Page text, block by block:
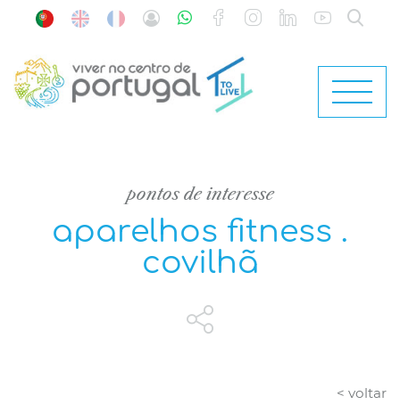
pontos de interesse
aparelhos fitness .
covilhã
< voltar